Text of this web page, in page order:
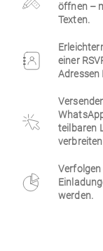
öffnen –
Texten.
einer
Adressen
teilbaren
Verfolgen
werden.